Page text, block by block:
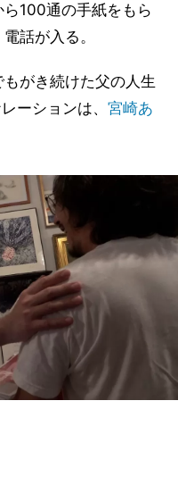
100通の手紙をもら
話が入る。
がき続けた父の人生
ーションは、 宮崎あ